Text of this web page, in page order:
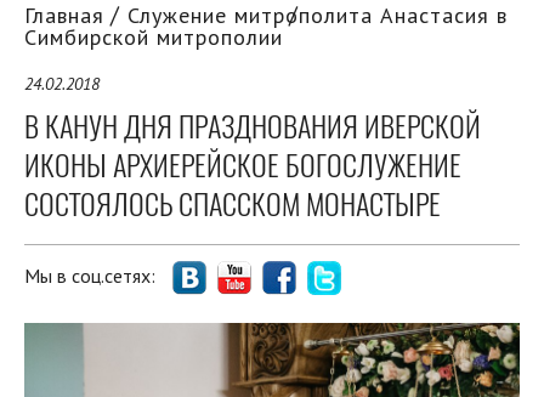
Главная Служение митрополита Анастасия в
Симбирской митрополии
24.02.2018
В КАНУН ДНЯ ПРАЗДНОВАНИЯ ИВЕРСКОЙ
ИКОНЫ АРХИЕРЕЙСКОЕ БОГОСЛУЖЕНИЕ
СОСТОЯЛОСЬ СПАССКОМ МОНАСТЫРЕ
Мы в соц.сетях: